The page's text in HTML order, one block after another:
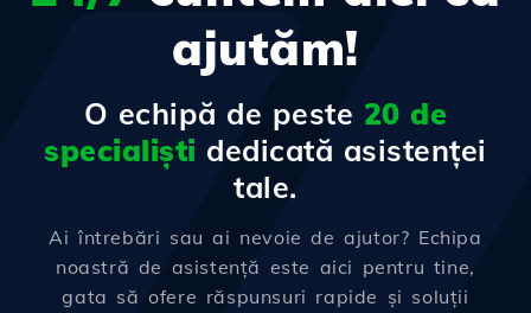
ajutăm!
O echipă de peste 20 de
specialiști dedicată asistenței
tale.
Ai întrebări sau ai nevoie de ajutor? Echipa
noastră de asistență este aici pentru tine,
gata să ofere răspunsuri rapide și soluții